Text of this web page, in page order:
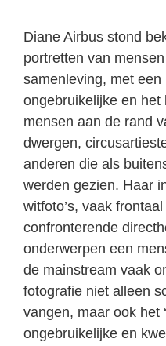
Diane Airbus stond
portretten van
samenleving, met
ongebruikelijke en
mensen aan de rand
dwergen,
anderen die als
werden gezien. Haar
witfoto’s, vaak
confronterende
onderwerpen een
de mainstream vaak
fotografie niet alleen
vangen, maar ook het
ongebruikelijke en